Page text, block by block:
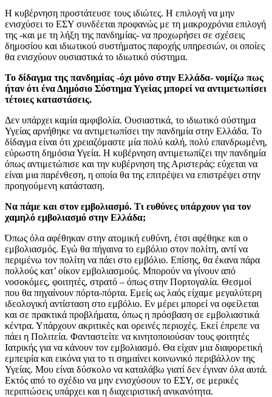
Η κυβέρνηση προστάτευσε τους ιδιώτες. Η επιλογή να μην
ενισχύσει το ΕΣΥ συνδέεται προφανώς με τη μακροχρόνια επιλογή
της -και με τη λήξη της πανδημίας- να προχωρήσει σε σχέσεις
δημοσίου και ιδιωτικού συστήματος παροχής υπηρεσιών, οι οποίες
θα ενισχύουν ουσιαστικά το ιδιωτικό σύστημα.
Το δίδαγμα της πανδημίας -όχι μόνο στην Ελλάδα- νομίζω πως
ήταν ότι ένα Δημόσιο Σύστημα Υγείας μπορεί να αντιμετωπίσει
τέτοιες καταστάσεις.
Δεν υπάρχει καμία αμφιβολία. Ουσιαστικά, το ιδιωτικό σύστημα
Υγείας αρνήθηκε να αντιμετωπίσει την πανδημία στην Ελλάδα. Το
δίδαγμα είναι ότι χρειαζόμαστε μία πολύ καλή, πολύ επανδρωμένη,
εύρωστη δημόσια Υγεία. Η κυβέρνηση αντιμετωπίζει την πανδημία
όπως αντιμετώπισε και την κυβέρνηση της Αριστεράς: εύχεται να
είναι μια παρένθεση, η οποία θα της επιτρέψει να επιστρέψει στην
προηγούμενη κατάσταση.
Να πάμε και στον εμβολιασμό. Τι ευθύνες υπάρχουν για τον
χαμηλό εμβολιασμό στην Ελλάδα;
Όπως όλα αφέθηκαν στην ατομική ευθύνη, έτσι αφέθηκε και ο
εμβολιασμός. Εγώ θα πήγαινα το εμβόλιο στον πολίτη, αντί να
περιμένω τον πολίτη να πάει στο εμβόλιο. Επίσης, θα έκανα πάρα
πολλούς κατ’ οίκον εμβολιασμούς. Μπορούν να γίνουν από
νοσοκόμες, φοιτητές, στρατό – όπως στην Πορτογαλία. Θεσμοί
που θα πηγαίνουν πόρτα-πόρτα. Εμείς ως λαός είχαμε μεγαλύτερη
ιδεολογική αντίσταση στο εμβόλιο. Εν μέρει μπορεί να οφείλεται
και σε πρακτικά προβλήματα, όπως η πρόσβαση σε εμβολιαστικά
κέντρα. Υπάρχουν ακριτικές και ορεινές περιοχές. Εκεί έπρεπε να
πάει η Πολιτεία. Φανταστείτε να κινητοποιούσαν τους φοιτητές
Ιατρικής για να κάνουν τον εμβολιασμό. Θα είχαν μια διαφορετική
εμπειρία και εικόνα για το τι σημαίνει κοινωνικό περιβάλλον της
Υγείας. Μου είναι δύσκολο να καταλάβω γιατί δεν έγιναν όλα αυτά.
Εκτός από το σχέδιο να μην ενισχύσουν το ΕΣΥ, σε μερικές
περιπτώσεις υπάρχει και η διαχειριστική ανικανότητα.